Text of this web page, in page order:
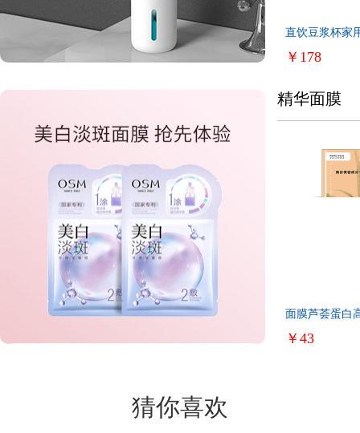
直饮豆浆杯家
￥178
精华面膜
面膜芦荟蛋白
￥43
猜你喜欢